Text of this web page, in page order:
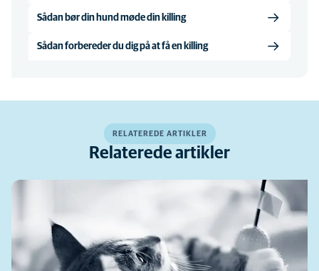
Sådan bør din hund møde din killing
Sådan forbereder du dig på at få en killing
RELATEREDE ARTIKLER
Relaterede artikler